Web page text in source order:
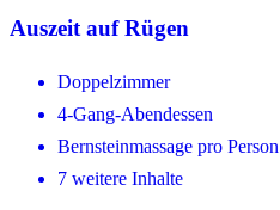
Auszeit auf Rügen
Doppelzimmer
4-Gang-Abendessen
Bernsteinmassage pro Person
7 weitere Inhalte